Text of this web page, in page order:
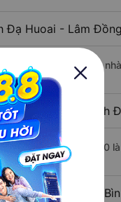
Đạ Huoai - Lâm
vào lúc 18:30 là của
từ Phù Cát - Bình
nhất là vào lúc 18:30
từ Phù Cát -